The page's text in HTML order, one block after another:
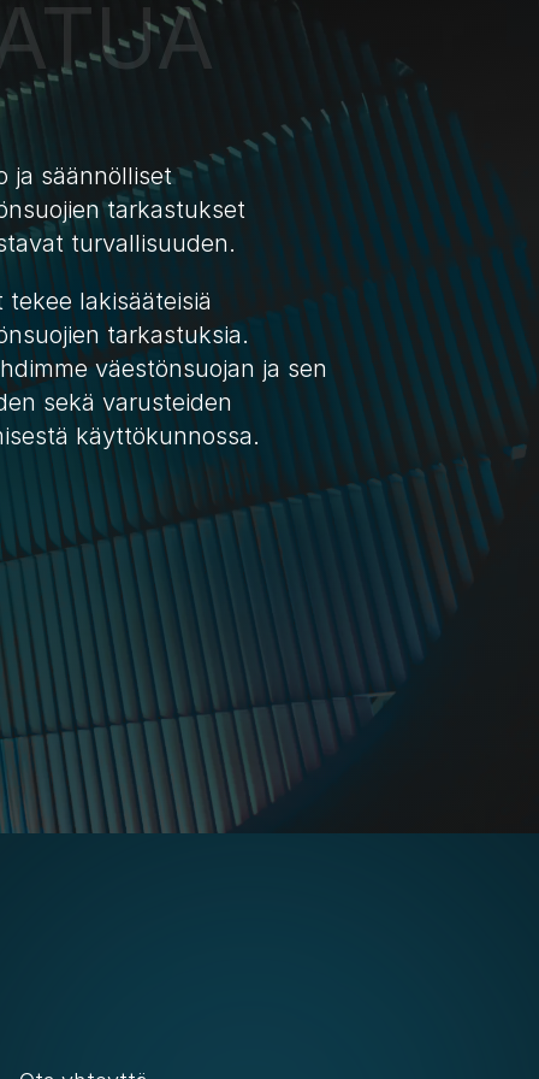
ja säännölliset
tarkastukset
turvallisuuden.
tekee lakisääteisiä
tarkastuksia.
väestönsuojan ja sen
sekä varusteiden
käyttökunnossa.